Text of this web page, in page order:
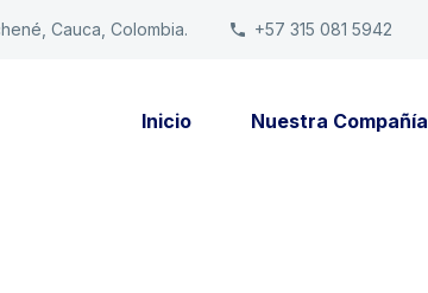
Cauca, Colombia. +57 315 081 5942
Inicio Nuestra Compañía